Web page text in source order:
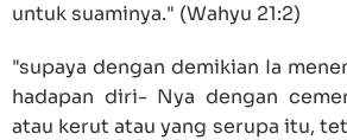
untuk suaminya." (Wahyu 21:2)
"supaya dengan demikian Ia
hadapan diri- Nya dengan
atau kerut atau yang serupa itu,